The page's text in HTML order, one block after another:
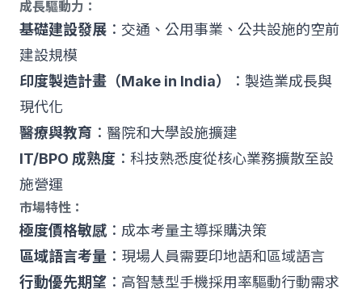
成長驅動力：
基礎建設發展 ：交通、公用事業、公共設施的空前
建設規模
印度製造計畫（Make in India）
：製造業成長與
現代化
醫療與教育 ：醫院和大學設施擴建
IT/BPO 成熟度 ：科技熟悉度從核心業務擴散至設
施營運
市場特性：
極度價格敏感：成本考量主導採購決策
區域語言考量 ：現場人員需要印地語和區域語言
行動優先期望 ：高智慧型手機採用率驅動行動需求